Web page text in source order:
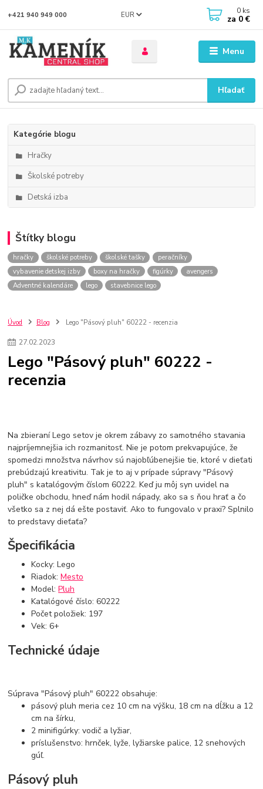
Menu
EUR
Hľadať
+421 940 949 000 0 ks
za 0 €
Kategórie blogu
Hračky
Školské potreby
Detská izba
Štítky blogu
hračky školské potreby školské tašky
peračníky
vybavenie detskej izby
boxy na hračky figúrky
avengers
Adventné kalendáre
lego stavebnice lego
Úvod Blog Lego "Pásový pluh" 60222 - recenzia
27.02.2023
Lego "Pásový pluh" 60222 -
recenzia
Na zbieraní Lego setov je okrem zábavy zo samotného stavania
najpríjemnejšia ich rozmanitosť. Nie je potom prekvapujúce, že
spomedzi množstva návrhov sú najobľúbenejšie tie, ktoré v dieťati
prebúdzajú kreativitu. Tak je to aj v prípade súpravy "Pásový
pluh" s katalógovým číslom 60222. Keď ju môj syn uvidel na
poličke obchodu, hneď nám hodil nápady, ako sa s ňou hrať a čo
všetko sa z nej dá ešte postaviť. Ako to fungovalo v praxi? Splnilo
to predstavy dieťaťa?
Špecifikácia
Kocky: Lego
Riadok:Mesto
Model:Pluh
Katalógové číslo: 60222
Počet položiek: 197
Vek: 6+
Technické údaje
Súprava "Pásový pluh" 60222 obsahuje:
pásový pluh meria cez 10 cm na výšku, 18 cm na dĺžku a 12
cm na šírku,
2 minifigúrky: vodič a lyžiar,
príslušenstvo: hrnček, lyže, lyžiarske palice, 12 snehových
gúľ.
Pásový pluh